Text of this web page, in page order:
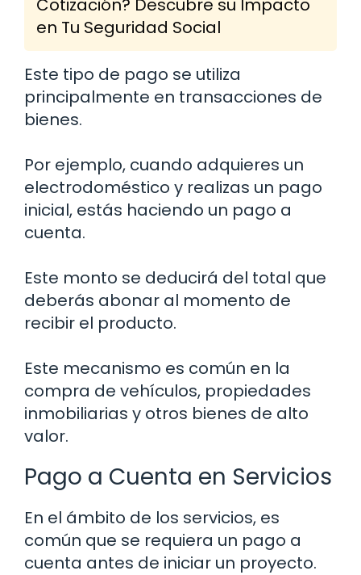
Cotización? Descubre su Impacto
en Tu Seguridad Social
Este tipo de pago se utiliza
principalmente en transacciones de
bienes.
Por ejemplo, cuando adquieres un
electrodoméstico y realizas un pago
inicial, estás haciendo un pago a
cuenta.
Este monto se deducirá del total que
deberás abonar al momento de
recibir el producto.
Este mecanismo es común en la
compra de vehículos, propiedades
inmobiliarias y otros bienes de alto
valor.
Pago a Cuenta en Servicios
En el ámbito de los servicios, es
común que se requiera un pago a
cuenta antes de iniciar un proyecto.